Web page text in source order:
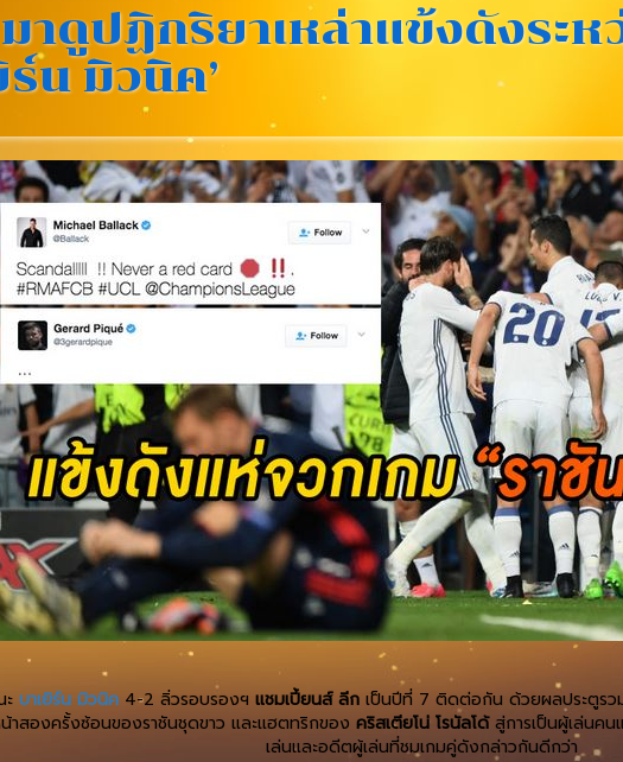
าดูปฏิกริยาเหล่าแข้งดังระห
น มิวนิค’
บาเยิร์น มิวนิค4-2 ลิ่วรอบรองฯ แชมเปี้ยนส์ ลีกเป็นปีที่ 7 ติดต่อกัน ด้วยผลประตูรวม
าสองครั้งซ้อนของราชันชุดขาว และแฮตทริกของ คริสเตียโน่ โรนัลโด้สู่การเป็นผู้เล่นคน
เล่นและอดีตผู้เล่นที่ชมเกมคู่ดังกล่าวกันดีกว่า